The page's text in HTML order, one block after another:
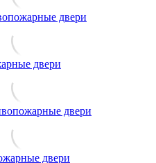
двери
двери
двери
двери